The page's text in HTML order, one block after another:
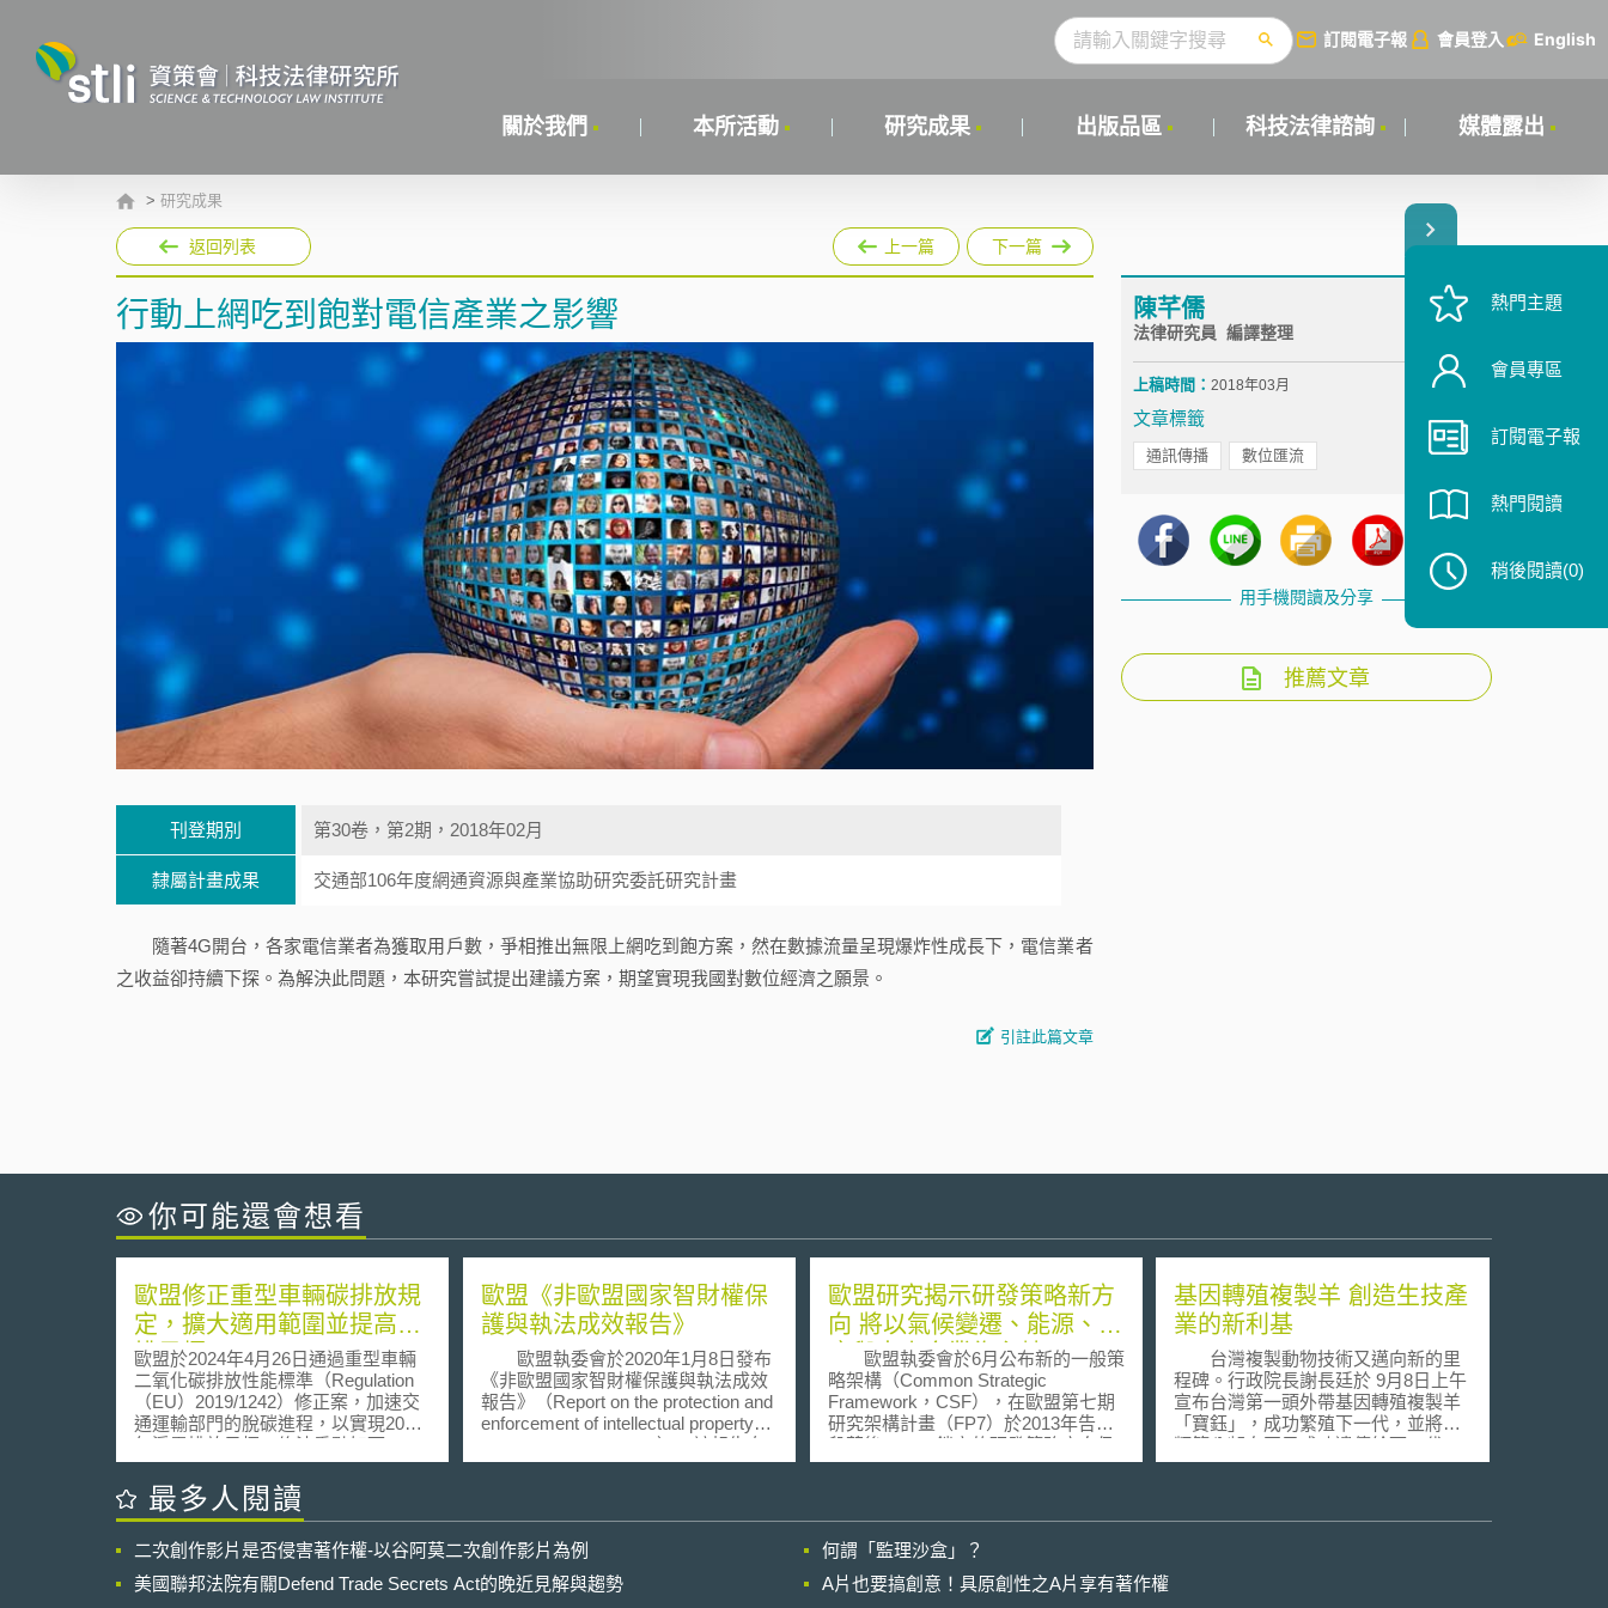
訂閱電子報 會員登入 English
關於我們 本所活動 研究成果 出版品區 科技法律諮詢 媒體露出
> 研究成果
返回列表 上一篇 下一篇
行動上網吃到飽對電信產業之影響
刊登期別 第30卷，第2期，2018年02月
隸屬計畫成果 交通部106年度網通資源與產業協助研究委託研究計畫
隨著4G開台，各家電信業者為獲取用戶數，爭相推出無限上網吃到飽方案，然在數據流量呈現爆炸性成長下，電信業者
之收益卻持續下探。為解決此問題，本研究嘗試提出建議方案，期望實現我國對數位經濟之願景。
引註此篇文章
陳芊儒
法律研究員 編譯整理
上稿時間： 2018年03月
文章標籤
通訊傳播 數位匯流
用手機閱讀及分享
推薦文章
你可能還會想看
歐盟修正重型車輛碳排放規
定，擴大適用範圍並提高減
排目標
歐盟於2024年4月26日通過重型車輛
二氧化碳排放性能標準（Regulation
（EU）2019/1242）修正案，加速交
通運輸部門的脫碳進程，以實現2050
年淨零排放目標。修法重點如下：
（1）擴大適用範圍：除了現有的卡車
外，亦納入市區公車、長途巴士（7.5
噸以上）、拖車等車型，如垃圾車等
而歐盟執委會將於2027年評估是否將
5噸以下小型貨車也納入規範。 （2）
明確減排目標：要重型車輛的二氧化
歐盟《非歐盟國家智財權保
護與執法成效報告》
歐盟執委會於2020年1月8日發布
《非歐盟國家智財權保護與執法成效
報告》（Report on the protection and
enforcement of intellectual property
rights in third countries）。該報告自
2006年起，每兩年出版一次，主要目
清單。報告中亦說明，所謂「優先關
注國」是對歐盟智財利益造成最大侵
害的國家，而非指全球中智財保護狀
歐盟研究揭示研發策略新方
向 將以氣候變遷、能源、健
康與中小企業為主軸
歐盟執委會於6月公布新的一般策
略架構（Common Strategic
Framework，CSF），在歐盟第七期
研究架構計畫（FP7）於2013年告一
段落後，CSF鎖定的研發策略方向仍
會繼續，然此同時也引發一些不同的
會早於2011年初即發佈歐盟競爭力白
皮書，揭櫫了未來新一期研究架構計
畫之政策方向，其對於現有政策結構
基因轉殖複製羊 創造生技產
業的新利基
台灣複製動物技術又邁向新的里
程碑。行政院長謝長廷於 9月8日上午
宣布台灣第一頭外帶基因轉殖複製羊
「寶鈺」，成功繁殖下一代，並將人
類第八凝血因子成功遺傳給下一代。
目前人類第八凝血因子市價每公
最多人閱讀
二次創作影片是否侵害著作權-以谷阿莫二次創作影片為例
何謂「監理沙盒」？
美國聯邦法院有關Defend Trade Secrets Act的晚近見解與趨勢
A片也要搞創意！具原創性之A片享有著作權
熱門主題
會員專區
訂閱電子報
熱門閱讀
稍後閱讀(0)